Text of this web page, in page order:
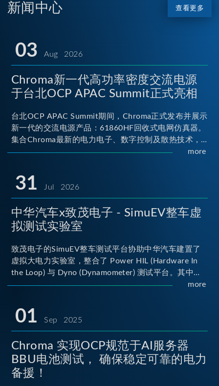
新闻中心 查看更多
03 Aug 2026
Chroma新一代高功率密度交流电源
于台北OCP APAC Summit正式亮相
台北OCP APAC Summit期间，Chroma正式发布并展示
新一代的交流电源产品：61860HF回收式电网仿真器。
集合Chroma最新的电力电子、数字控制及散热技术，
实现5U高度具备最大60kVA功率输出能力，为业界指针
more
31 Jul 2026
中华汽车x致茂电子 - SimuEV整车虚
拟测试实验室
致茂电子的SimuEV整车测试平台协助中华汽车建置了
虚拟大电力实验室，整合了 Power HIL (Hardware In
the Loop) 与 Dyno (Dynamometer) 测试平台。其中
Power HIL 建立OBC (Onboard Charger) 与 DC/DC转
马达待测物重现车辆行驶时的负载工况...
more
01 Sep 2025
Chroma 实现OCP规范于AI服务器
BBU电池测试， 确保稳定可靠的电力
备援！